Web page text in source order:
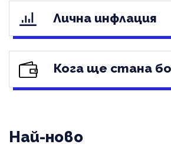
Лична инфлация
Кога ще стана
Най-ново